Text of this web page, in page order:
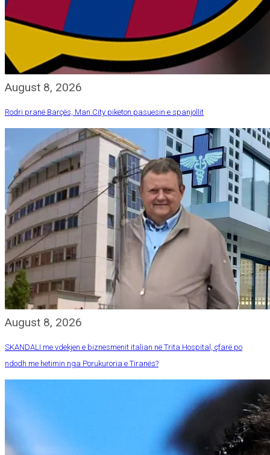
August 8, 2026
Rodri pranë Barçës, Man.City piketon pasuesin e spanjollit
August 8, 2026
SKANDALI me vdekjen e biznesmenit italian në Trita Hospital, çfarë po
ndodh me hetimin nga Porukuroria e Tiranës?